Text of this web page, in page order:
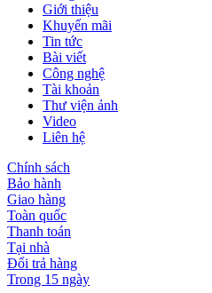
Giới thiệu
Khuyến mãi
Tin tức
Bài viết
Công nghệ
Tài khoản
Thư viện ảnh
Video
Liên hệ
Chính sách
Bảo hành
Giao hàng
Toàn quốc
Thanh toán
Tại nhà
Đổi trả hàng
Trong 15 ngày